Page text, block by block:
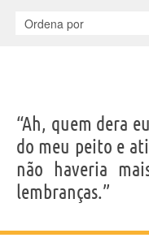
IDENTIKIT E DADOS
Nome
Sobrenome Coelho
Nascido 24 Agosto 1947
Gênero masculino
Nacionalidade brasileira
Profissão escritor
LIVROS DE PAULO
“Ah, quem dera
do meu peito e
não haveria
lembranças.”